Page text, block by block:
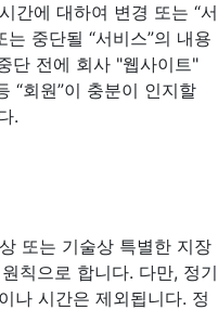
간에 대하여 변경 또는 “서
중단될 “서비스”의 내용
단 전에 회사 "웹사이트"
“회원”이 충분이 인지할
.
또는 기술상 특별한 지장
칙으로 합니다. 다만, 정기
나 시간은 제외됩니다. 정